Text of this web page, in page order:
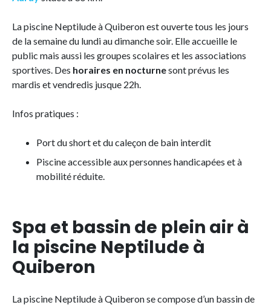
La piscine Neptilude à Quiberon est ouverte tous les jours
de la semaine du lundi au dimanche soir. Elle accueille le
public mais aussi les groupes scolaires et les associations
sportives. Des horaires en nocturnesont prévus les
mardis et vendredis jusque 22h.
Infos pratiques :
Port du short et du caleçon de bain interdit
Piscine accessible aux personnes handicapées et à
mobilité réduite.
Spa et bassin de plein air à
la piscine Neptilude à
Quiberon
La piscine Neptilude à Quiberon se compose d’un bassin de